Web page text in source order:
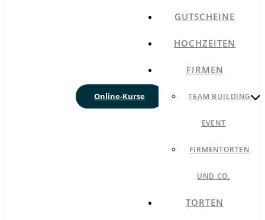
Online-Kurse
GUTSCHEINE
HOCHZEITEN
FIRMEN
TEAM BUILDING
EVENT
FIRMENTORTEN
UND CO.
TORTEN